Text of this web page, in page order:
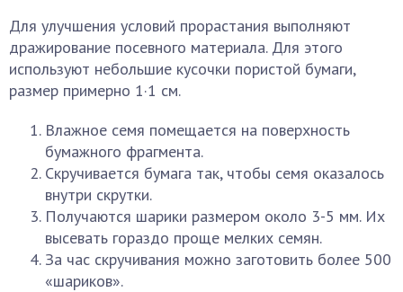
Для улучшения условий прорастания выполняют
дражирование посевного материала. Для этого
используют небольшие кусочки пористой бумаги,
размер примерно 1·1 см.
Влажное семя помещается на поверхность
бумажного фрагмента.
Скручивается бумага так, чтобы семя оказалось
внутри скрутки.
Получаются шарики размером около 3-5 мм. Их
высевать гораздо проще мелких семян.
За час скручивания можно заготовить более 500
«шариков».